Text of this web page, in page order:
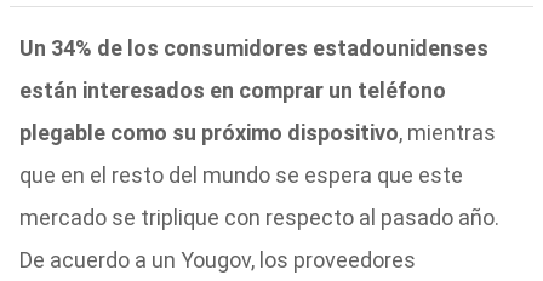
Un 34% de los consumidores estadounidenses
están interesados en comprar un teléfono
plegable como su próximo dispositivo, mientras
que en el resto del mundo se espera que este
mercado se triplique con respecto al pasado año.
De acuerdo a un Yougov, los proveedores